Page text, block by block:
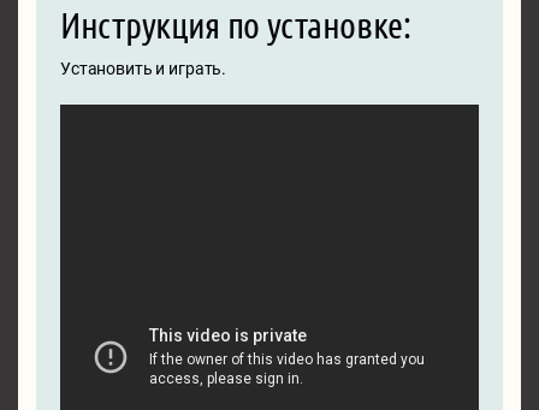
Инструкция по установке:
Установить и играть.